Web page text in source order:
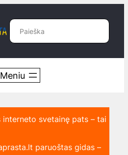
Paieška
interneto svetainę pats – tai
paruoštas gidas –